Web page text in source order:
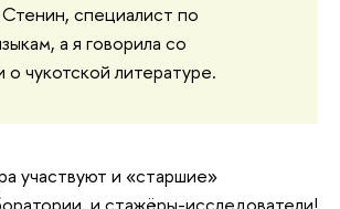
специалист по
а я говорила со
о чукотской литературе.
участвуют и «старшие»